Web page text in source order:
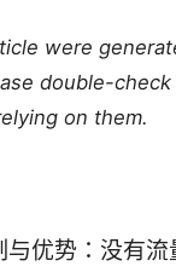
were
double-
on them.
与优势：没有流